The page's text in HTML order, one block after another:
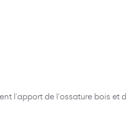
l’apport de l’ossature bois et